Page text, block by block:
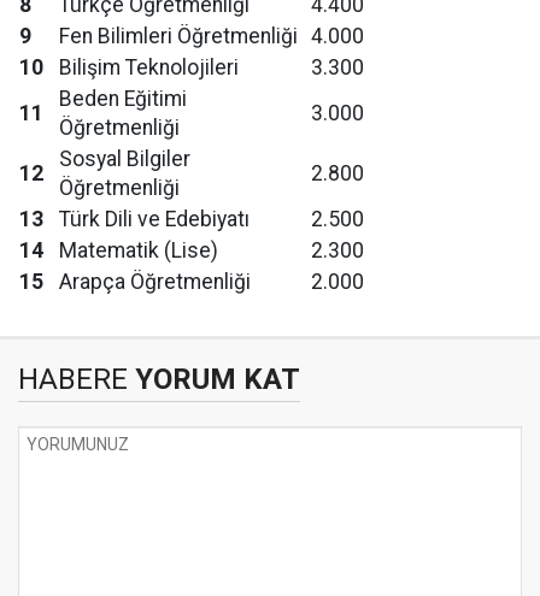
8
Türkçe Öğretmenliği
4.400
9
Fen Bilimleri Öğretmenliği 4.000
10
Bilişim Teknolojileri
3.300
11
Beden Eğitimi
Öğretmenliği
3.000
12
Sosyal Bilgiler
Öğretmenliği
2.800
13
Türk Dili ve Edebiyatı
2.500
14
Matematik (Lise)
2.300
15
Arapça Öğretmenliği 2.000
HABERE YORUM KAT